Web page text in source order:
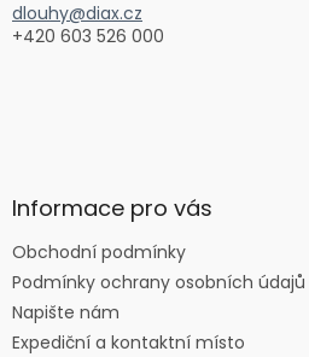
dlouhy@diax.cz
+420 603 526 000
Informace pro vás
Obchodní podmínky
Podmínky ochrany osobních údajů
Napište nám
Expediční a kontaktní místo